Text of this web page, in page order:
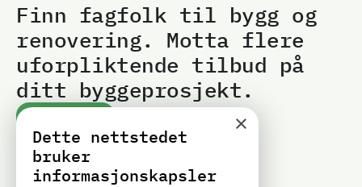
Finn fagfolk til bygg og
renovering. Motta flere
uforpliktende tilbud på
ditt byggeprosjekt.
×
Dette nettstedet
bruker
informasjonskapsler